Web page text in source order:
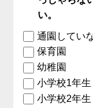
い。
通園してい
保育園
幼稚園
小学校1年生
小学校2年生